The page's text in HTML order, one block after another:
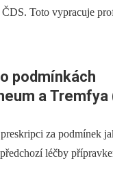
Toto vypracuje
podmínkách
a
za podmínek
léčby